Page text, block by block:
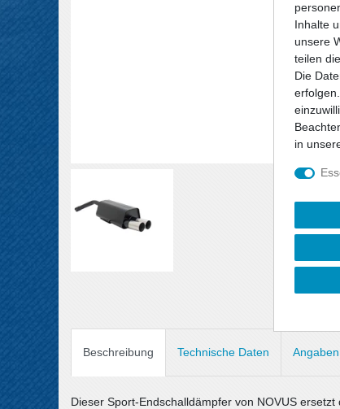
Beschreibung Technische Daten
Dieser Sport-Endschalldämpfer von NOVUS
Inhalte
unsere
teilen
Die
in